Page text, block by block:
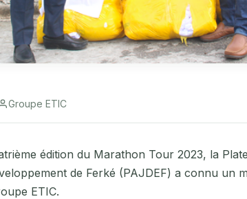
Groupe ETIC
édition du Marathon Tour 2023, la
de Ferké (PAJDEF) a connu un
ETIC.